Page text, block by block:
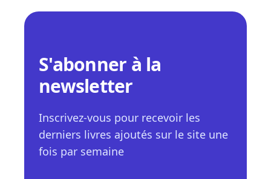
S'abonner à la
newsletter
Inscrivez-vous pour recevoir les
derniers livres ajoutés sur le site une
fois par semaine